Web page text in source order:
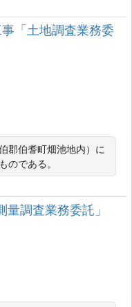
「土地調査業務委
郡伯耆町畑池地内）に
のである。
調査業務委託」